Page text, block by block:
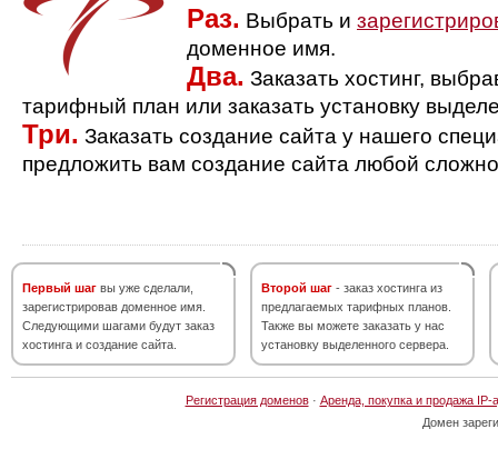
Раз. Выбрать и
доменное имя.
Два. Заказать хостинг,
тарифный план или заказать установку
Три. Заказать создание сайта у нашего
предложить вам создание сайта любой
Первый шаг вы уже сделали,
зарегистрировав доменное имя.
Следующими шагами будут заказ
хостинга и создание сайта.
Второй шаг - заказ хостинга из
предлагаемых тарифных планов.
Также вы можете заказать у нас
установку выделенного сервера.
Регистрация доменов· Аренда, покупка и продажа IP-
Домен